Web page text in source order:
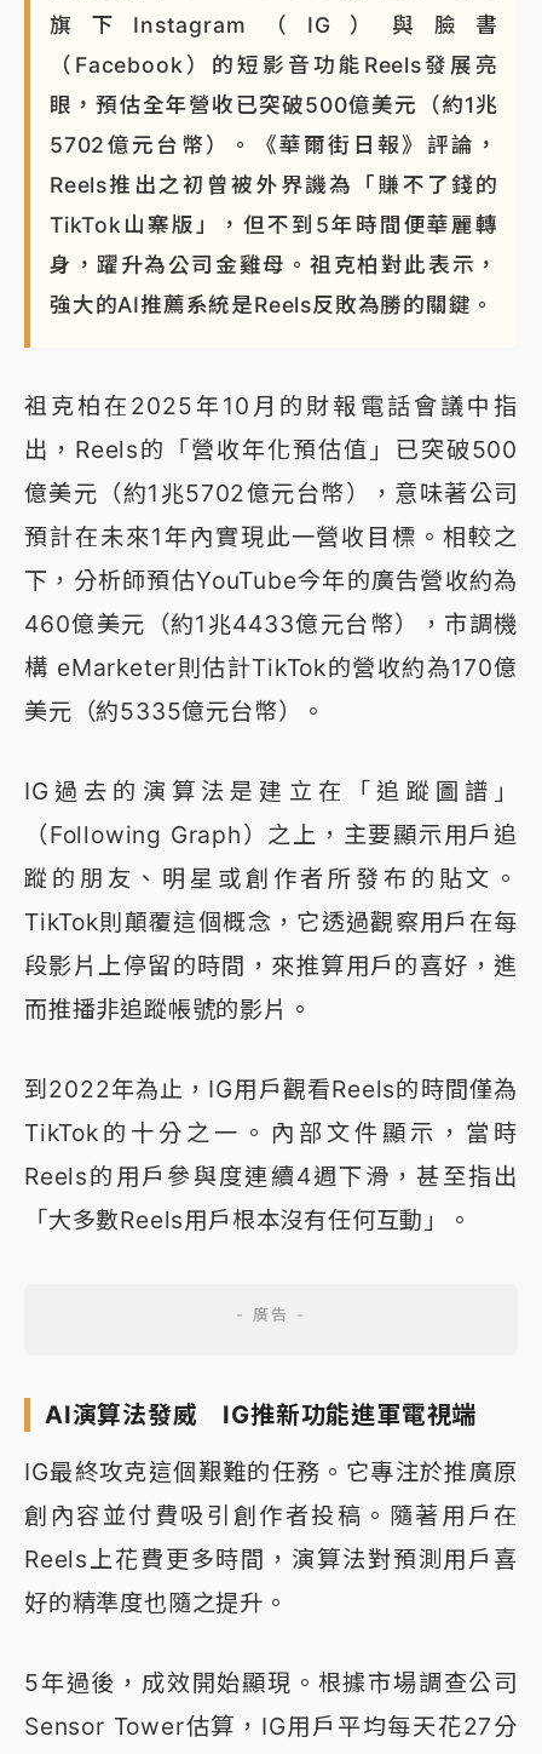
旗下Instagram（IG）與臉書
（Facebook）的短影音功能Reels發展亮
眼，預估全年營收已突破500億美元（約1兆
5702億元台幣）。《華爾街日報》評論，
Reels推出之初曾被外界譏為「賺不了錢的
TikTok山寨版」，但不到5年時間便華麗轉
身，躍升為公司金雞母。祖克柏對此表示，
強大的AI推薦系統是Reels反敗為勝的關鍵。
祖克柏在2025年10月的財報電話會議中指
出，Reels的「營收年化預估值」已突破500
億美元（約1兆5702億元台幣），意味著公司
預計在未來1年內實現此一營收目標。相較之
下，分析師預估YouTube今年的廣告營收約為
460億美元（約1兆4433億元台幣），市調機
構 eMarketer則估計TikTok的營收約為170億
美元（約5335億元台幣）。
IG過去的演算法是建立在「追蹤圖譜」
（Following Graph）之上，主要顯示用戶追
蹤的朋友、明星或創作者所發布的貼文。
TikTok則顛覆這個概念，它透過觀察用戶在每
段影片上停留的時間，來推算用戶的喜好，進
而推播非追蹤帳號的影片。
到2022年為止，IG用戶觀看Reels的時間僅為
TikTok的十分之一。內部文件顯示，當時
Reels的用戶參與度連續4週下滑，甚至指出
「大多數Reels用戶根本沒有任何互動」。
AI演算法發威 IG推新功能進軍電視端
IG最終攻克這個艱難的任務。它專注於推廣原
創內容並付費吸引創作者投稿。隨著用戶在
Reels上花費更多時間，演算法對預測用戶喜
好的精準度也隨之提升。
5年過後，成效開始顯現。根據市場調查公司
Sensor Tower估算，IG用戶平均每天花27分